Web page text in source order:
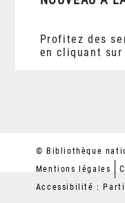
Profitez des
en cliquant sur
© Bibliothèque
Mentions légales
Accessibilité :